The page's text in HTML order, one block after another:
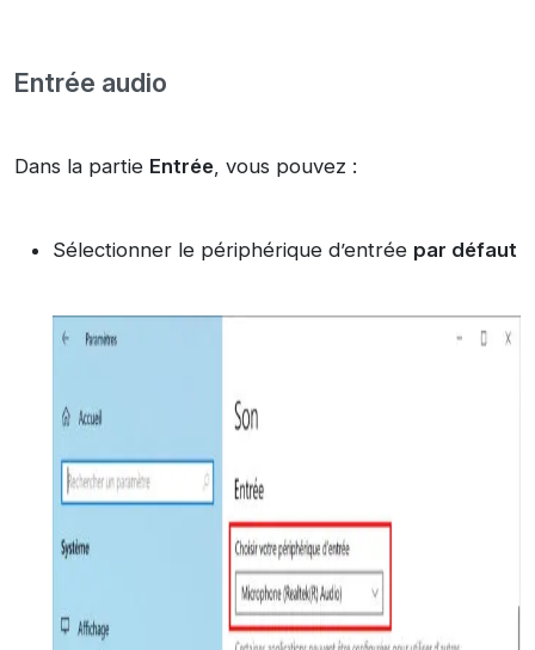
Entrée audio
Dans la partie Entrée, vous pouvez :
Sélectionner le périphérique d’entrée par défaut